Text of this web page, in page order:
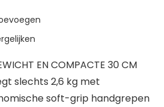
EN COMPACTE 30 CM
slechts 2,6 kg met
soft-grip handgrepen